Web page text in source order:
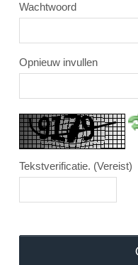
Wachtwoord
Opnieuw invullen
Tekstverificatie. (Vereist)